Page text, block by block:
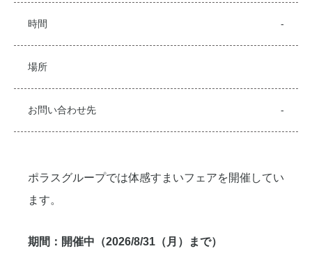
時間 -
場所
お問い合わせ先 -
ポラスグループでは体感すまいフェアを開催してい
ます。
期間：開催中（2026/8/31（月）まで）